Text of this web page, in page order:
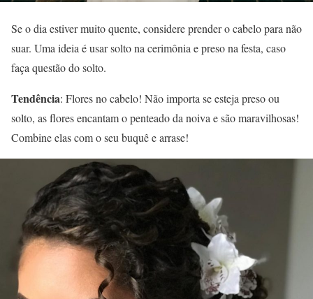
Se o dia estiver muito quente, considere prender o cabelo para não
suar. Uma ideia é usar solto na cerimônia e preso na festa, caso
faça questão do solto.
Tendência: Flores no cabelo! Não importa se esteja preso ou
solto, as flores encantam o penteado da noiva e são maravilhosas!
Combine elas com o seu buquê e arrase!